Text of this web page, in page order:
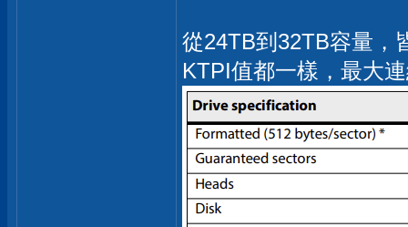
從24TB到32TB容量，
KTPI值都一樣，最大